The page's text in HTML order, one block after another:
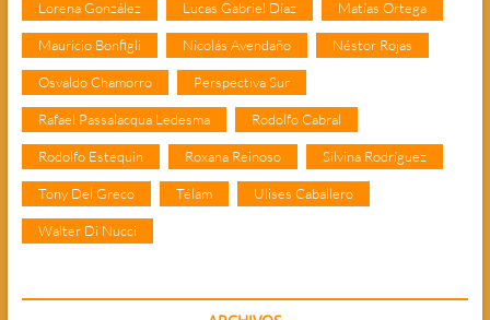
Lorena González Lucas Gabriel Díaz Matías Ortega
Mauricio Bonfigli Nicolás Avendaño Néstor Rojas
Osvaldo Chamorro Perspectiva Sur
Rafael Passalacqua Ledesma Rodolfo Cabral
Rodolfo Estequin Roxana Reinoso Silvina Rodríguez
Tony Del Greco Télam Ulises Caballero
Walter Di Nucci